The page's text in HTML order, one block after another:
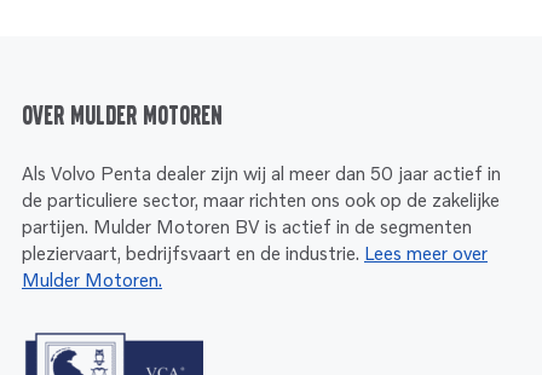
Over Mulder Motoren
Als Volvo Penta dealer zijn wij al meer dan 50 jaar actief in
de particuliere sector, maar richten ons ook op de zakelijke
partijen. Mulder Motoren BV is actief in de segmenten
pleziervaart, bedrijfsvaart en de industrie. Lees meer over
Mulder Motoren.